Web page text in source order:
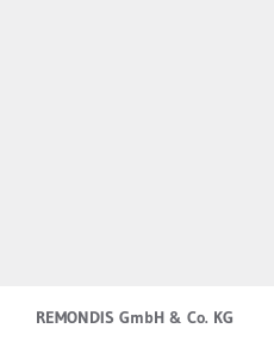
REMONDIS GmbH & Co. KG